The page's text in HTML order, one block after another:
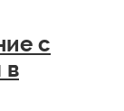
с
в